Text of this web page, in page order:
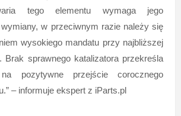
tego elementu wymaga jego
w przeciwnym razie należy się
wysokiego mandatu przy najbliższej
Brak sprawnego katalizatora przekreśla
pozytywne przejście corocznego
– informuje ekspert z iParts.pl